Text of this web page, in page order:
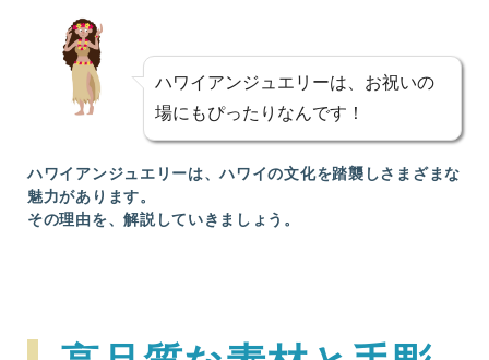
ハワイアンジュエリーは、お祝いの
場にもぴったりなんです！
ハワイアンジュエリーは、ハワイの文化を踏襲しさまざまな
魅力があります。
その理由を、解説していきましょう。